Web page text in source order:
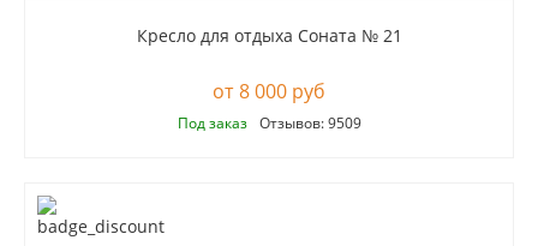
Кресло для отдыха Соната № 21
8 000 руб
Под заказ Отзывов: 9509